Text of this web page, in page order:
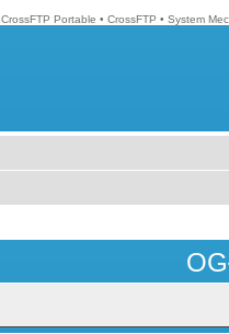
CrossFTP Portable • CrossFTP • System